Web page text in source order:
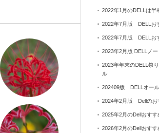
2022年1月のDELLは半
2022年7月版 DELLお
2022年7月版 DELLお
2023年2月版 DELLノ
2023年年末のDELL祭
ル
202409版 DELLオー
2024年2月版 Dellのお
2025年2月のDellおすす
2026年2月のDellおす